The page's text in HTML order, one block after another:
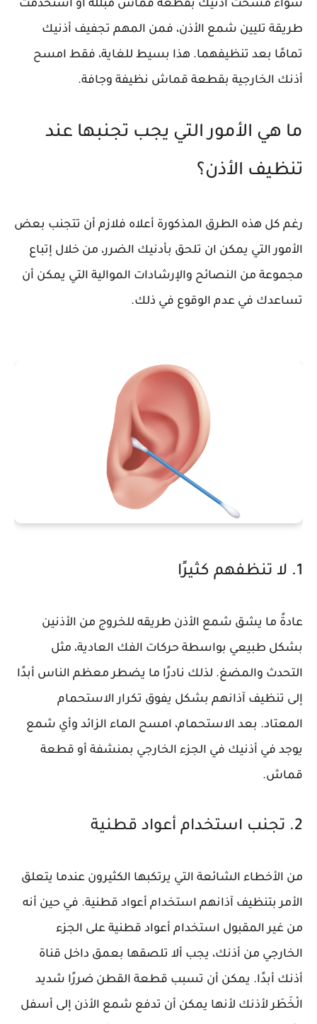
سواء مسحت أذنيك بقطعة قماش مبللة أو استخدمت
طريقة تليين شمع الأذن، فمن المهم تجفيف أذنيك
تمامًا بعد تنظيفهما. هذا بسيط للغاية، فقط امسح
أذنك الخارجية بقطعة قماش نظيفة وجافة.
ما هي الأمور التي يجب تجنبها عند
تنظيف الأذن؟
رغم كل هذه الطرق المذكورة أعلاه فلازم أن تتجنب بعض
الأمور التي يمكن ان تلحق بأدنيك الضرر، من خلال إتباع
مجموعة من النصائح والإرشادات الموالية التي يمكن أن
تساعدك في عدم الوقوع في ذلك.
1. لا تنظفهم كثيرًا
عادةً ما يشق شمع الأذن طريقه للخروج من الأذنين
بشكل طبيعي بواسطة حركات الفك العادية، مثل
التحدث والمضغ. لذلك نادرًا ما يضطر معظم الناس أبدًا
إلى تنظيف آذانهم بشكل يفوق تكرار الاستحمام
المعتاد. بعد الاستحمام، امسح الماء الزائد وأي شمع
يوجد في أذنيك في الجزء الخارجي بمنشفة أو قطعة
قماش.
2. تجنب استخدام أعواد قطنية
من الأخطاء الشائعة التي يرتكبها الكثيرون عندما يتعلق
الأمر بتنظيف آذانهم استخدام أعواد قطنية. في حين أنه
من غير المقبول استخدام أعواد قطنية على الجزء
الخارجي من أذنك، يجب ألا تلصقها بعمق داخل قناة
أذنك أبدًا. يمكن أن تسبب قطعة القطن ضررًا شديد
الْخَطَر لأذنك لأنها يمكن أن تدفع شمع الأذن إلى أسفل